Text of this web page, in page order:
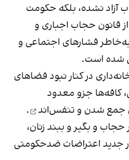
آزاد نشده، بلکه حکومت
قانون حجاب اجباری و
فشارهای اجتماعی و
شده است.
در کنار نبود فضاهای
کافه‌ها جزو معدود
جمع شدن و تنفس‌اند
.
و بگیر و ببند زنان،
جدید اعتراضات ضدحکومتی